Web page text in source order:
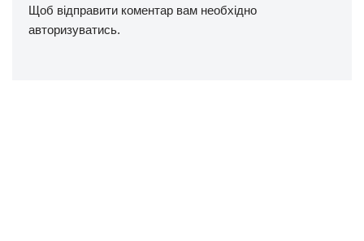
Щоб відправити коментар вам необхідно
авторизуватись.